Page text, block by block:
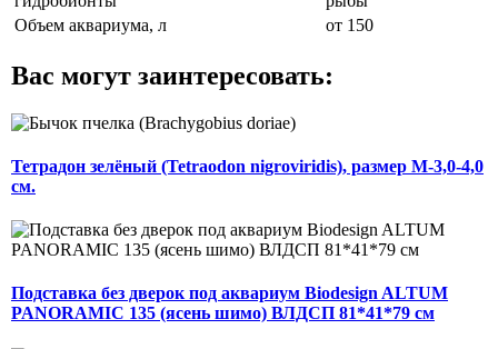
Объем аквариума, л
от 150
Вас могут заинтересовать:
Тетрадон зелёный (Tetraodon nigroviridis), размер M-3,0-4,0
см.
Подставка без дверок под аквариум Biodesign ALTUM
PANORAMIC 135 (ясень шимо) ВЛДСП 81*41*79 см